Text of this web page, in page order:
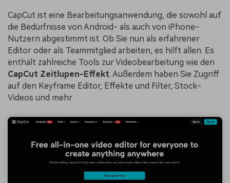
CapCut ist eine Bearbeitungsanwendung, die sowohl auf
die Bedürfnisse von Android- als auch von iPhone-
Nutzern abgestimmt ist. Ob Sie nun als erfahrener
Editor oder als Teammitglied arbeiten, es hilft allen. Es
enthält zahlreiche Tools zur Videobearbeitung wie den
CapCut Zeitlupen-Effekt. Außerdem haben Sie Zugriff
auf den Keyframe Editor, Effekte und Filter, Stock-
Videos und mehr.